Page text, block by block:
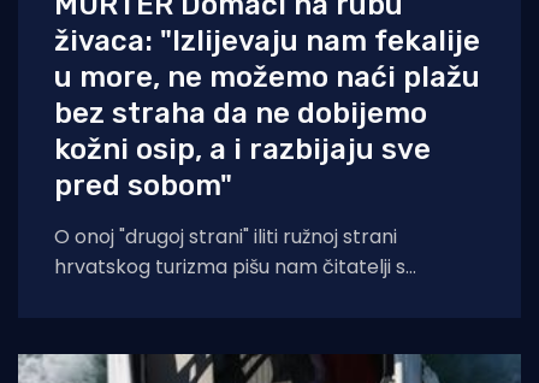
živaca: "Izlijevaju nam fekalije
u more, ne možemo naći plažu
bez straha da ne dobijemo
kožni osip, a i razbijaju sve
pred sobom"
O onoj "drugoj strani" iliti ružnoj strani
hrvatskog turizma pišu nam čitatelji s